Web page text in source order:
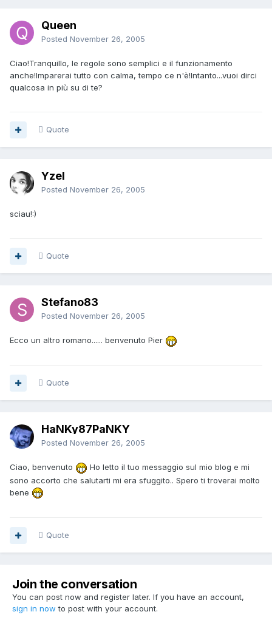
Queen
Posted November 26, 2005
Ciao!Tranquillo, le regole sono semplici e il funzionamento
anche!Imparerai tutto con calma, tempo ce n'è!Intanto...vuoi dirci
qualcosa in più su di te?
Quote
Yzel
Posted November 26, 2005
sciau!:)
Quote
Stefano83
Posted November 26, 2005
Ecco un altro romano...... benvenuto Pier
Quote
HaNKy87PaNKY
Posted November 26, 2005
Ciao, benvenuto
Ho letto il tuo messaggio sul mio blog e mi
sono accorto che salutarti mi era sfuggito.. Spero ti troverai molto
bene
Quote
Join the conversation
You can post now and register later. If you have an account,
sign in now to post with your account.